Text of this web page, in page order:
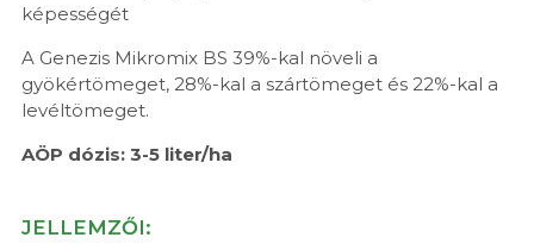
képességét
A Genezis Mikromix BS 39%-kal növeli a
gyökértömeget, 28%-kal a szártömeget és 22%-kal a
levéltömeget.
AÖP dózis: 3-5 liter/ha
JELLEMZŐI: